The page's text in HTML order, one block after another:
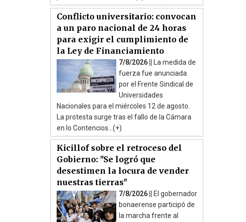
Conflicto universitario: convocan
a un paro nacional de 24 horas
para exigir el cumplimiento de
la Ley de Financiamiento
7/8/2026 ||
La medida de
fuerza fue anunciada
por el Frente Sindical de
Universidades
Nacionales para el miércoles 12 de agosto.
La protesta surge tras el fallo de la Cámara
en lo Contencios...(+)
Kicillof sobre el retroceso del
Gobierno: "Se logró que
desestimen la locura de vender
nuestras tierras"
7/8/2026 ||
El gobernador
bonaerense participó de
la marcha frente al